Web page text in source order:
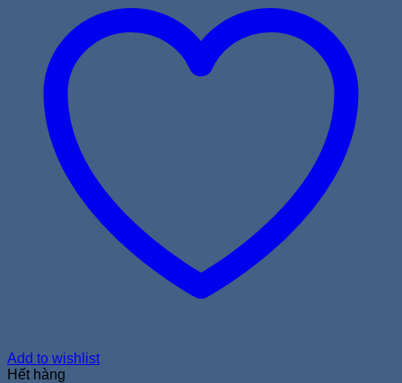
Add to wishlist
Hết hàng